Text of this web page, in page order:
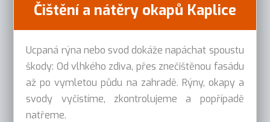
Čištění a nátěry okapů Kaplice
Ucpaná rýna nebo svod dokáže napáchat spoustu
škody: Od vlhkého zdiva, přes znečištěnou fasádu
až po vymletou půdu na zahradě. Rýny, okapy a
svody vyčistíme, zkontrolujeme a popřípadě
natřeme.